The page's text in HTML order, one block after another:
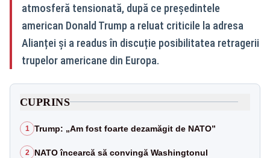
atmosferă tensionată, după ce președintele
american Donald Trump a reluat criticile la adresa
Alianței și a readus în discuție posibilitatea retragerii
trupelor americane din Europa.
CUPRINS
1 Trump: „Am fost foarte dezamăgit de NATO”
2 NATO încearcă să convingă Washingtonul